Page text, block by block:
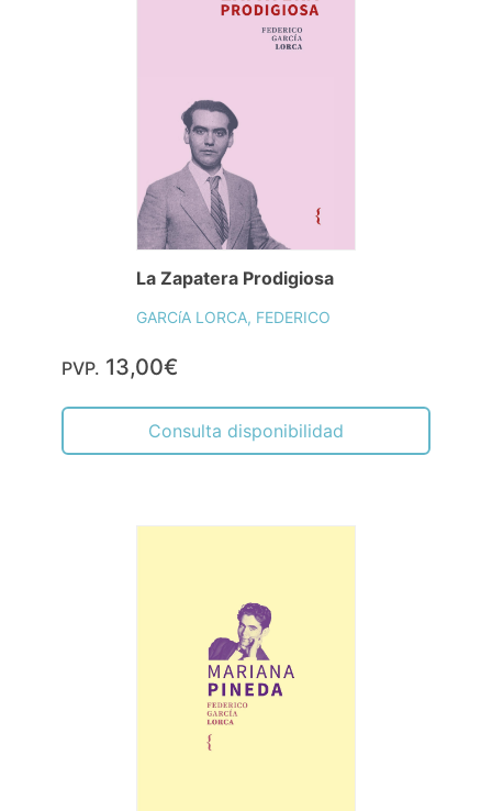
La Zapatera Prodigiosa
GARCíA LORCA, FEDERICO
PVP. 13,00€
Consulta disponibilidad